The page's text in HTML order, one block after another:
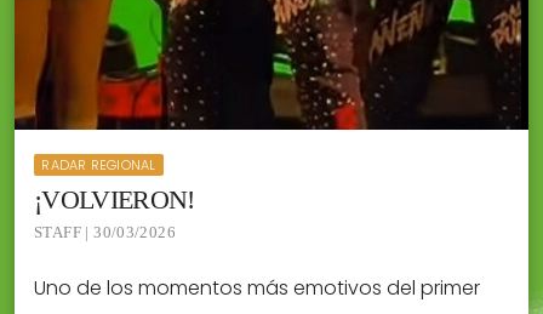
RADAR REGIONAL
¡VOLVIERON!
STAFF | 30/03/2026
Uno de los momentos más emotivos del primer